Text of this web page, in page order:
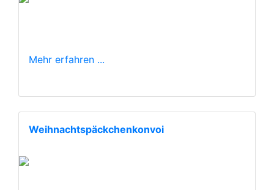
Mehr erfahren ...
Weihnachtspäckchenkonvoi